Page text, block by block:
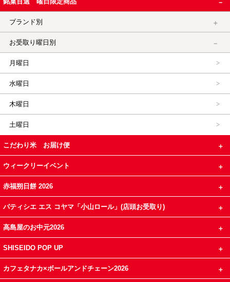
ブランド別
お受取り曜日別
月曜日
水曜日
木曜日
土曜日
こだわり米 お届け便
ウィークリーイベント
赤福朔日餅 2026
パティシエ エス コヤマ「小山ロール」(店頭お受取り)
高島屋のお中元2026
SHISEIDO POP UP
カフェタナカ×ボールアンドチェーン2026